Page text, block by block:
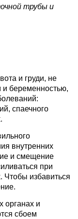
трубы и
и груди, не
беременностью,
спаечного
внутренних
и смещение
при
Чтобы избавиться
органах и
сбоем